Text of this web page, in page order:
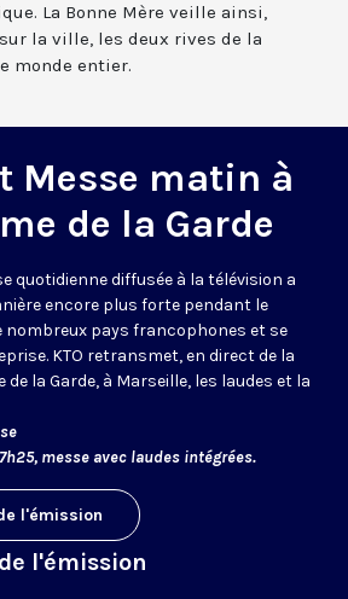
La Bonne Mère veille ainsi,
la ville, les deux rives de la
monde entier.
Messe matin à
de la Garde
quotidienne diffusée à la télévision a
encore plus forte pendant le
nombreux pays francophones et se
KTO retransmet, en direct de la
la Garde, à Marseille, les laudes et la
messe avec laudes intégrées.
l'émission
l'émission